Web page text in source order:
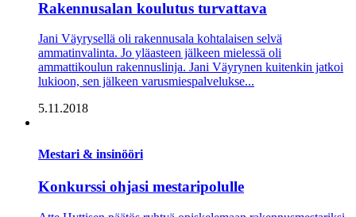
Rakennusalan koulutus turvattava
Jani Väyrysellä oli rakennusala kohtalaisen selvä
ammatinvalinta. Jo yläasteen jälkeen mielessä oli
ammattikoulun rakennuslinja. Jani Väyrynen kuitenkin jatkoi
lukioon, sen jälkeen varusmiespalvelukse...
5.11.2018
Mestari & insinööri
Konkurssi ohjasi mestaripolulle